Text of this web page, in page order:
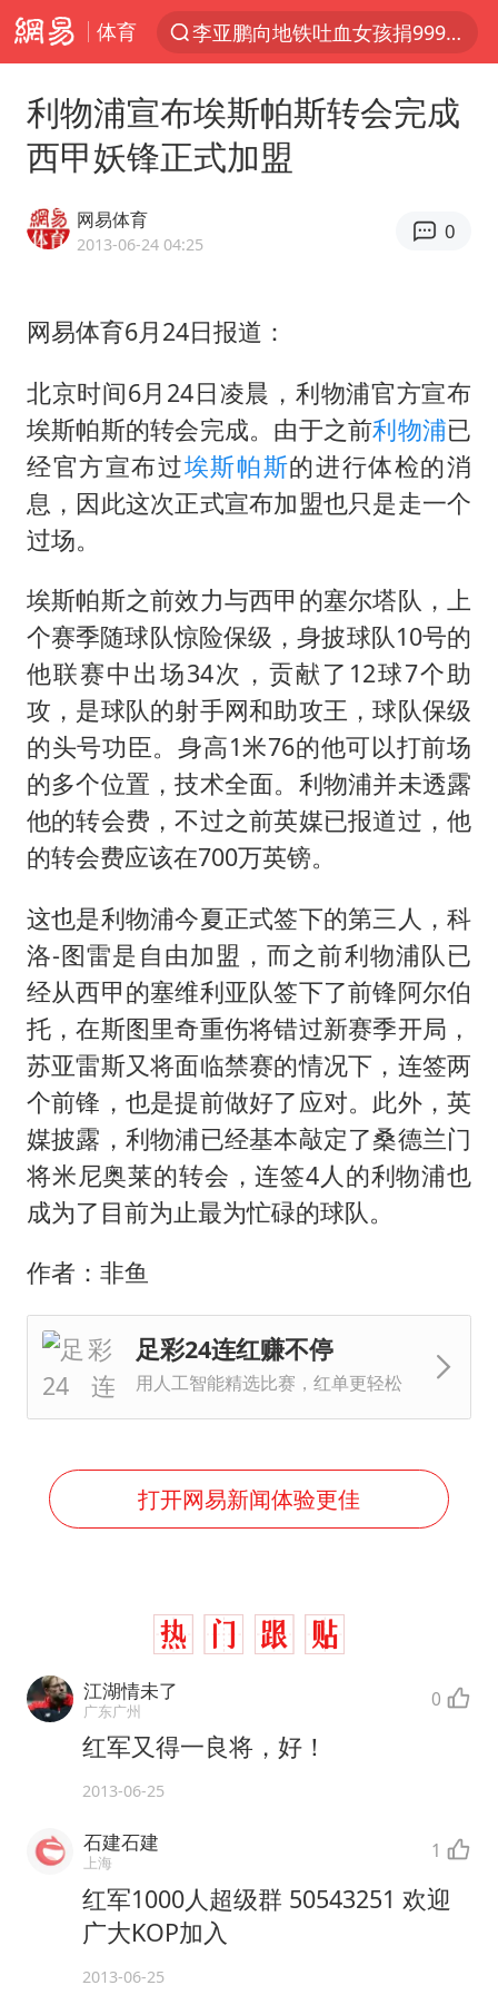
体育
李亚鹏向地铁吐血女孩捐99999元
周杰伦方辟谣“私生子”传闻
逃犯看演唱会 刚出地铁就被逮住
因凡蒂诺首次公开道歉
人贩子“梅姨”真实姓名曝光
谷歌首席科学家Jeff Dean离职创业
“银行午休1.5小时”留个窗口行不行
陕西柞水遭遇暴雨五千余户群众转移
汕头市政府被约谈
董路致歉：泰国10岁黑人父母是伪造的
13岁少年白天写作业晚上夜市炒粉
总书记关心百姓身边这些民生大事
利物浦宣布埃斯帕斯转会完成
西甲妖锋正式加盟
网易体育
2013-06-24 04:25
0
网易体育6月24日报道：
北京时间6月24日凌晨，利物浦官方宣布
埃斯帕斯的转会完成。由于之前利物浦已
经官方宣布过埃斯帕斯的进行体检的消
息，因此这次正式宣布加盟也只是走一个
过场。
埃斯帕斯之前效力与西甲的塞尔塔队，上
个赛季随球队惊险保级，身披球队10号的
他联赛中出场34次，贡献了12球7个助
攻，是球队的射手网和助攻王，球队保级
的头号功臣。身高1米76的他可以打前场
的多个位置，技术全面。利物浦并未透露
他的转会费，不过之前英媒已报道过，他
的转会费应该在700万英镑。
这也是利物浦今夏正式签下的第三人，科
洛-图雷是自由加盟，而之前利物浦队已
经从西甲的塞维利亚队签下了前锋阿尔伯
托，在斯图里奇重伤将错过新赛季开局，
苏亚雷斯又将面临禁赛的情况下，连签两
个前锋，也是提前做好了应对。此外，英
媒披露，利物浦已经基本敲定了桑德兰门
将米尼奥莱的转会，连签4人的利物浦也
成为了目前为止最为忙碌的球队。
作者：非鱼
足彩24连红赚不停
用人工智能精选比赛，红单更轻松
打开网易新闻体验更佳
江湖情未了
广东广州 0
红军又得一良将，好！
2013-06-25
石建石建
上海 1
红军1000人超级群 50543251 欢迎
广大KOP加入
2013-06-25